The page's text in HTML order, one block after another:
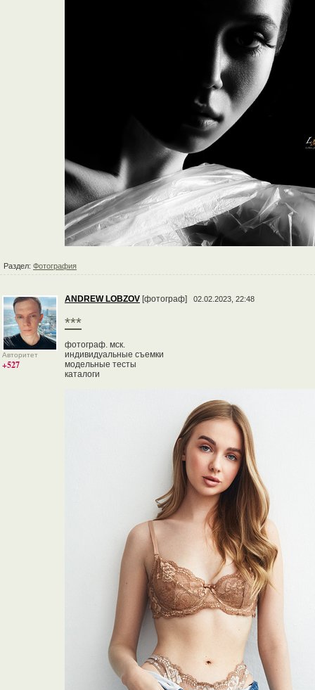
Раздел: Фотография
Авторитет
+527
ANDREW LOBZOV [фотограф] 02.02.2023, 22:48
***
фотограф. мск.
индивидуальные съемки
модельные тесты
каталоги